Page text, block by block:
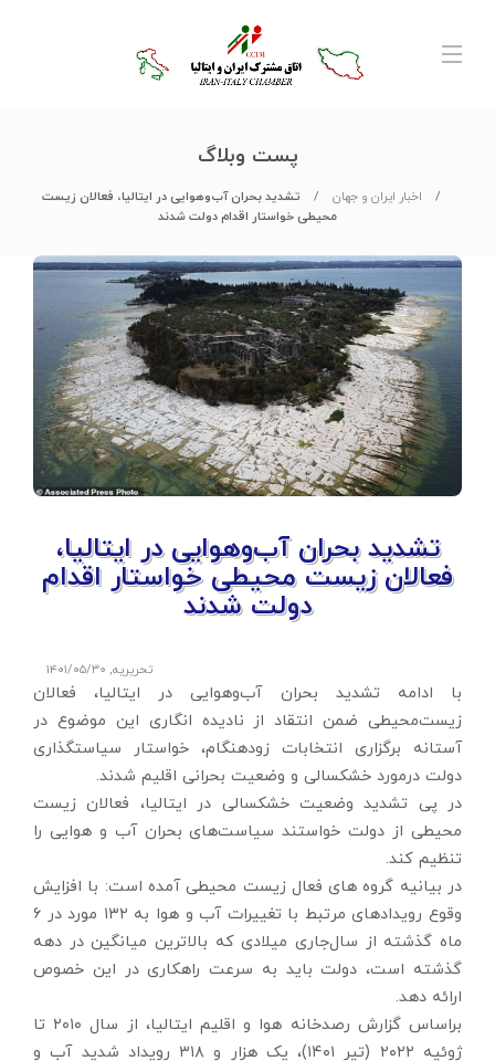
پست وبلاگ
اخبار ایران و جهان
تشدید بحران آب‌وهوایی در ایتالیا، فعالان زیست
محیطی خواستار اقدام دولت شدند
تشدید بحران آب‌وهوایی در ایتالیا،
فعالان زیست محیطی خواستار اقدام
دولت شدند
تحریریه, ۱۴۰۱/۰۵/۳۰
با ادامه تشدید بحران آب‌وهوایی در ایتالیا، فعالان
زیست‌محیطی ضمن انتقاد از نادیده انگاری این موضوع در
آستانه برگزاری انتخابات زودهنگام، خواستار سیاستگذاری
دولت درمورد خشکسالی و وضعیت بحرانی اقلیم شدند.
در پی تشدید وضعیت خشکسالی در ایتالیا، فعالان زیست
محیطی از دولت خواستند سیاست‌های بحران آب و هوایی را
تنظیم کند.
در بیانیه گروه های فعال زیست محیطی آمده است: با افزایش
وقوع رویدادهای مرتبط با تغییرات آب و هوا به ۱۳۲ مورد در ۶
ماه گذشته از سال‌جاری میلادی که بالاترین میانگین در دهه
گذشته است، دولت باید به سرعت راهکاری در این خصوص
ارائه دهد.
براساس گزارش رصدخانه هوا و اقلیم ایتالیا، از سال ۲۰۱۰ تا
ژوئیه ۲۰۲۲ (تیر ۱۴۰۱)، یک هزار و ۳۱۸ رویداد شدید آب و